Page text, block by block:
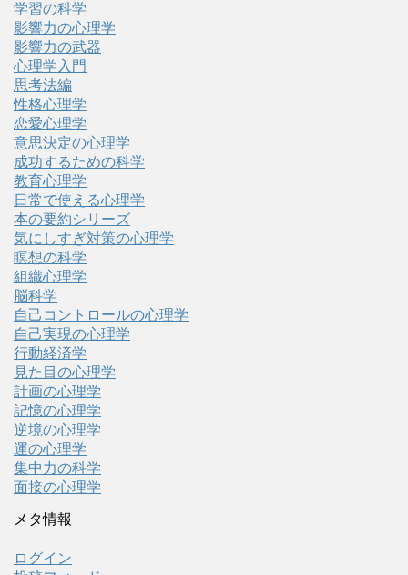
学習の科学
影響力の心理学
影響力の武器
心理学入門
思考法編
性格心理学
恋愛心理学
意思決定の心理学
成功するための科学
教育心理学
日常で使える心理学
本の要約シリーズ
気にしすぎ対策の心理学
瞑想の科学
組織心理学
脳科学
自己コントロールの心理学
自己実現の心理学
行動経済学
見た目の心理学
計画の心理学
記憶の心理学
逆境の心理学
運の心理学
集中力の科学
面接の心理学
メタ情報
ログイン